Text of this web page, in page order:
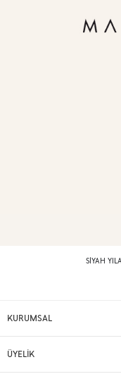
SIYAH
KURUMSAL
ÜYELİK